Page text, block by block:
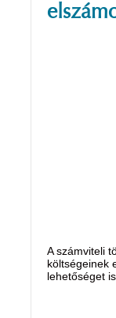
A számviteli
költségeinek
lehetőséget